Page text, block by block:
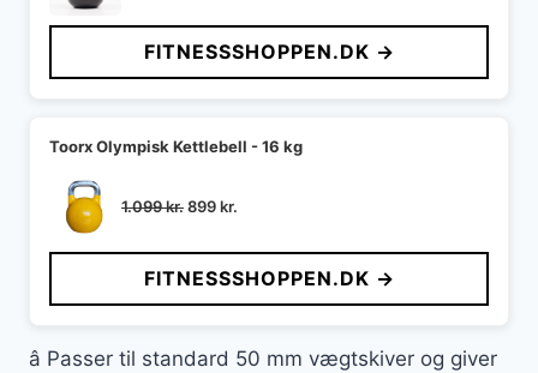
pris
var:
199 kr..
pris
er:
149 kr..
FITNESSSHOPPEN.DK →
Toorx Olympisk Kettlebell - 16 kg
1.099kr.Den
pris
var:
1.099 kr..
899kr.
pris
er:
899 kr..
FITNESSSHOPPEN.DK →
â Passer til standard 50 mm vægtskiver og giver